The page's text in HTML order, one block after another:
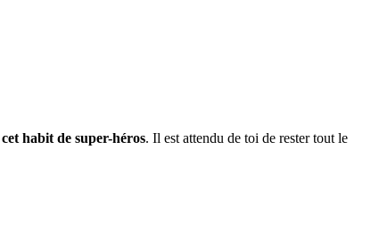
cet habit de super-héros. Il est attendu de toi de rester tout le